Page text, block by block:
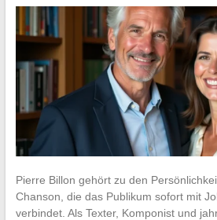
Pierre Billon gehört zu den
Chanson, die das Publikum sofort mit
verbindet. Als Texter, Komponist und